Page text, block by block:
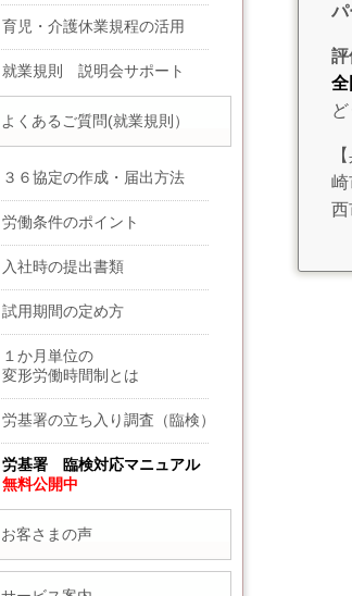
パ
評
全
崎
西
育児・介護休業規程の活用
就業規則 説明会サポート
よくあるご質問(就業規則）
３６協定の作成・届出方法
労働条件のポイント
入社時の提出書類
試用期間の定め方
１か月単位の
変形労働時間制とは
労基署の立ち入り調査（臨検）
労基署 臨検対応マニュアル
無料公開中
お客さまの声